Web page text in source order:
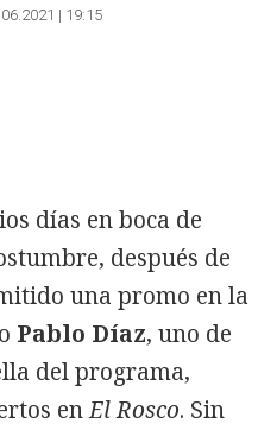
| 19:15
días en boca de
después de
una promo en la
Pablo Díaz, uno de
del programa,
enEl Rosco. Sin